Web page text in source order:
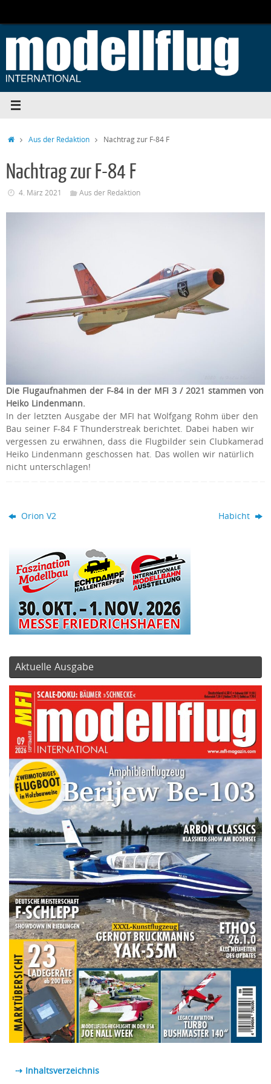
StartAus der Redaktion Nachtrag zur F-84 F
Nachtrag zur F-84 F
4. März 2021 Aus der Redaktion
Die Flugaufnahmen der F-84 in der MFI 3 / 2021 stammen von
Heiko Lindenmann.
In der letzten Ausgabe der MFI hat Wolfgang Rohm über den
Bau seiner F-84 F Thunderstreak berichtet. Dabei haben wir
vergessen zu erwähnen, dass die Flugbilder sein Clubkamerad
Heiko Lindenmann geschossen hat. Das wollen wir natürlich
nicht unterschlagen!
Orion V2 Habicht
Aktuelle Ausgabe
⇢ Inhaltsverzeichnis